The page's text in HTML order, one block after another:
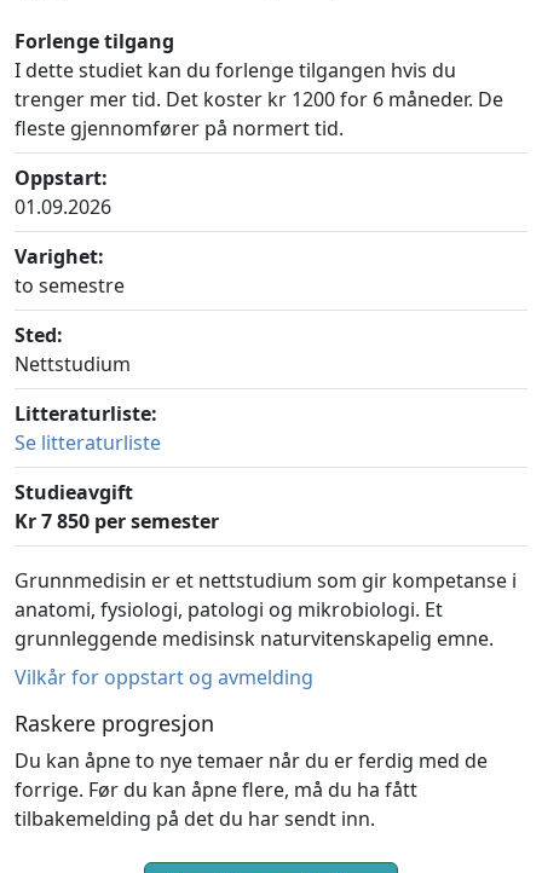
Forlenge tilgang
I dette studiet kan du forlenge tilgangen hvis du
trenger mer tid. Det koster kr 1200 for 6 måneder. De
fleste gjennomfører på normert tid.
Oppstart:
01.09.2026
Varighet:
to semestre
Sted:
Nettstudium
Litteraturliste:
Se litteraturliste
Studieavgift
Kr 7 850 per semester
Grunnmedisin er et nettstudium som gir kompetanse i
anatomi, fysiologi, patologi og mikrobiologi. Et
grunnleggende medisinsk naturvitenskapelig emne.
Vilkår for oppstart og avmelding
Raskere progresjon
Du kan åpne to nye temaer når du er ferdig med de
forrige. Før du kan åpne flere, må du ha fått
tilbakemelding på det du har sendt inn.